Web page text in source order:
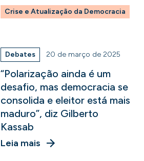
Crise e Atualização da Democracia
Debates 20 de março de 2025
“Polarização ainda é um
desafio, mas democracia se
consolida e eleitor está mais
maduro”, diz Gilberto
Kassab
Leia mais